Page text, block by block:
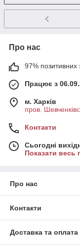
Про нас
97% позитивних
Працює з
м. Харків
пров.
Контакти
Сьогодні
Показати весь
Про нас
Контакти
Доставка та оплата